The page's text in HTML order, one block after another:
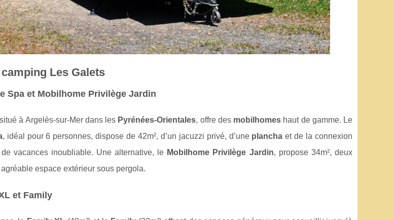
Les Galets
Spa et Mobilhome Privilège Jardin
à Argelès-sur-Mer dans les Pyrénées-Orientales, offre des mobilhomes haut de gamme. Le
, idéal pour 6 personnes, dispose de 42m², d’un jacuzzi privé, d’une plancha et de la connexion
vacances inoubliable. Une alternative, le Mobilhome Privilège Jardin, propose 34m², deux
espace extérieur sous pergola.
et Family